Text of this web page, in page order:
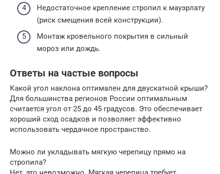
Недостаточное крепление стропил к мауэрлату
(риск смещения всей конструкции).
Монтаж кровельного покрытия в сильный
мороз или дождь.
Ответы на частые вопросы
Какой угол наклона оптимален для двускатной крыши?
Для большинства регионов России оптимальным
считается угол от 25 до 45 градусов. Это обеспечивает
хороший сход осадков и позволяет эффективно
использовать чердачное пространство.
Можно ли укладывать мягкую черепицу прямо на
стропила?